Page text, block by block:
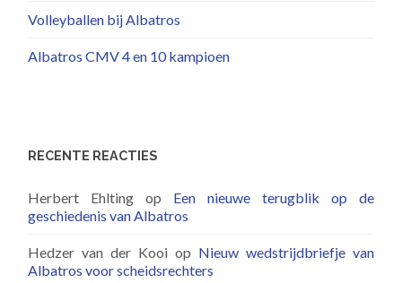
Volleyballen bij Albatros
Albatros CMV 4 en 10 kampioen
RECENTE REACTIES
Herbert Ehlting op Een nieuwe terugblik op de
geschiedenis van Albatros
Hedzer van der Kooi op Nieuw wedstrijdbriefje van
Albatros voor scheidsrechters